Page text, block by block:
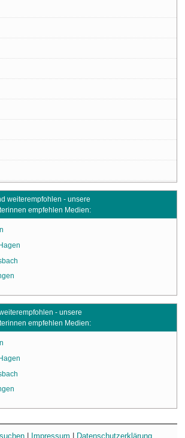
weiterempfohlen - unsere
empfehlen Medien:
- unsere
empfehlen Medien:
Impressum Datenschutzerklärung